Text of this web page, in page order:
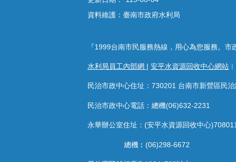
資料維護：臺南市政府水利局
『1999台南市民服務熱線，用心為您服務。
水利局員工內部網 | 安平水資源回收中心網站 ︱
民治市政中心住址：730201 台南市新營區民
民治市政中心電話：總機(06)632-2231
永華辦公室住址：(安平水資源回收中心
總機︰(06)298-6672